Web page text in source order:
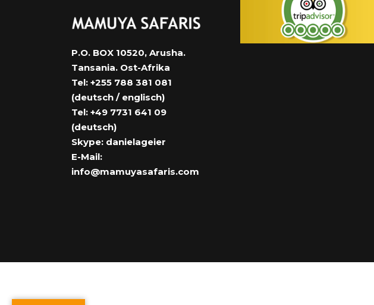
P.O. BOX 10520, Arusha.
Tansania. Ost-Afrika
Tel: +255 788 381 081
(deutsch / englisch)
Tel: +49 7731 641 09
(deutsch)
Skype: danielageier
E-Mail:
info@mamuyasafaris.com